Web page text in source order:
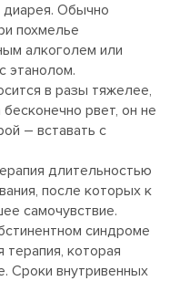
диарея. Обычно
похмелье
алкоголем или
этанолом.
в разы тяжелее,
рвет, он не
– вставать с
длительностью
после которых к
самочувствие.
синдроме
терапия, которая
Сроки внутривенных